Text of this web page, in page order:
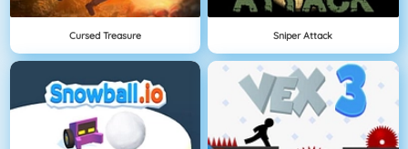
Cursed Treasure Sniper Attack